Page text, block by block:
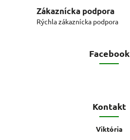
Zákaznícka podpora
Rýchla zákaznícka podpora
Facebook
Kontakt
Viktória